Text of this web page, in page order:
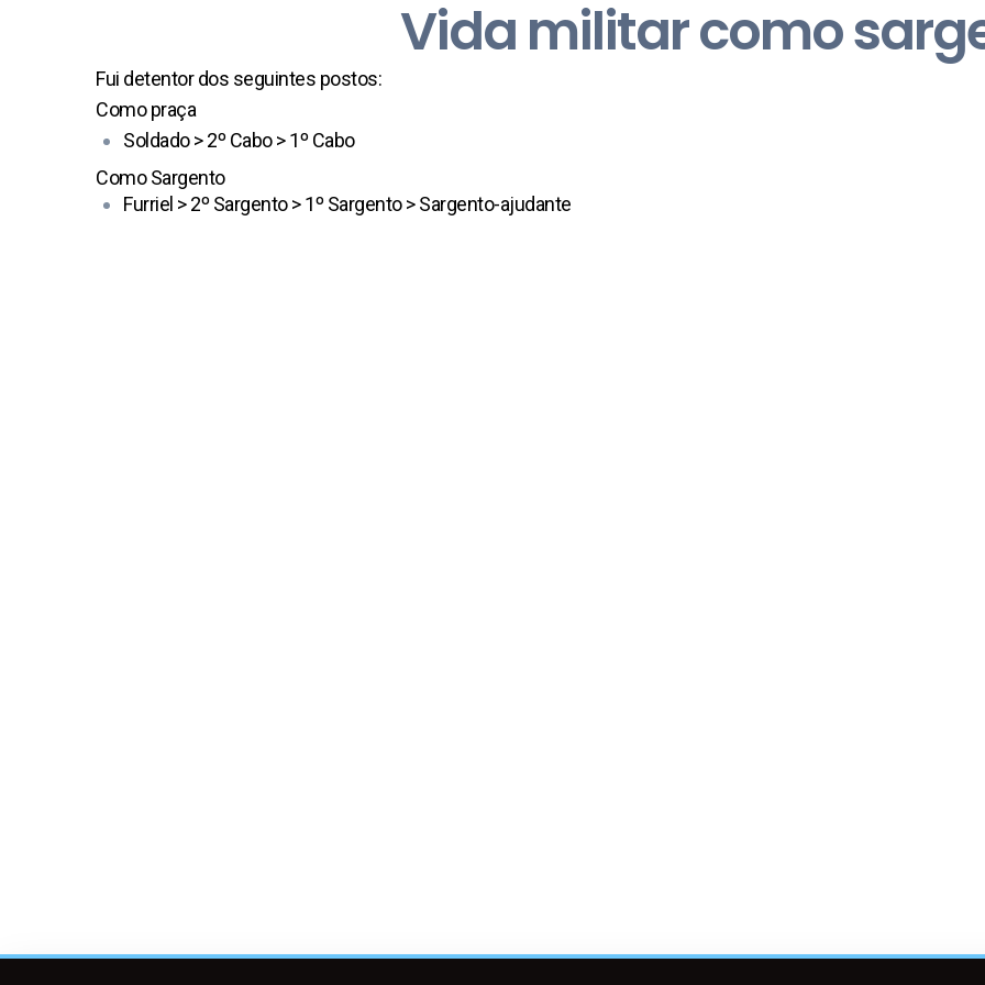
Vida militar como
Fui detentor dos seguintes postos:
Como praça
Soldado > 2º Cabo > 1º Cabo
Como Sargento
Furriel > 2º Sargento > 1º Sargento > Sargento-ajudante